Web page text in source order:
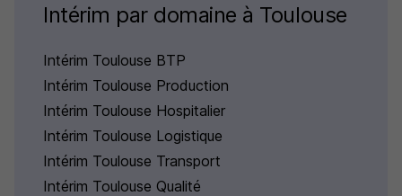
Intérim par domaine à Toulouse
Intérim Toulouse BTP
Intérim Toulouse Production
Intérim Toulouse Hospitalier
Intérim Toulouse Logistique
Intérim Toulouse Transport
Intérim Toulouse Qualité